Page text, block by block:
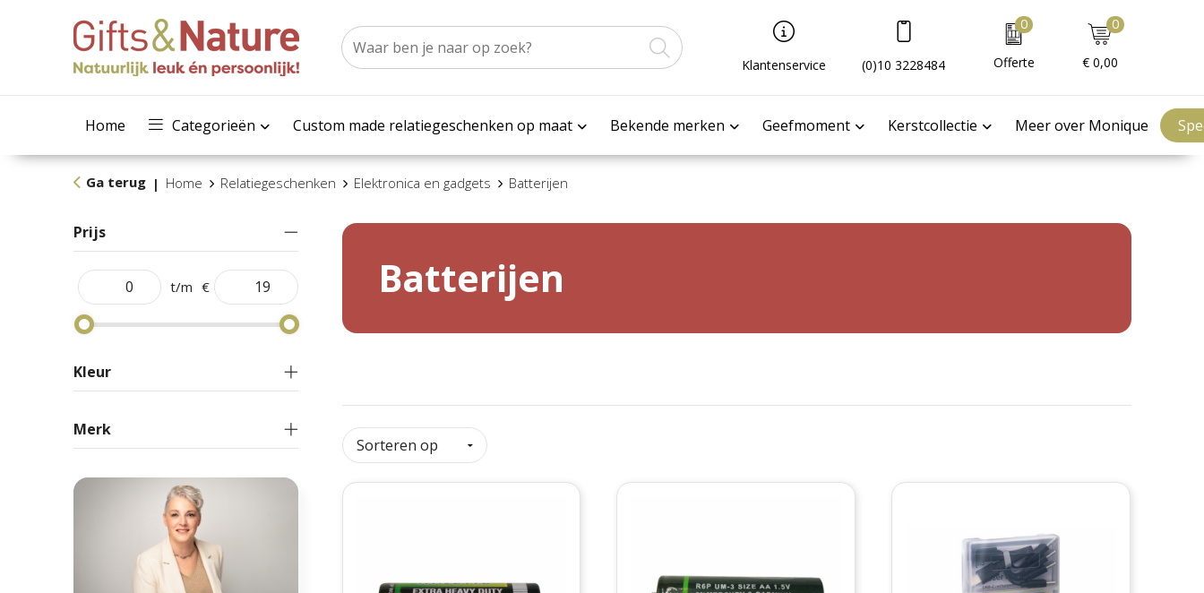
Klantenservice (0)10 3228484
0
Offerte
0
€ 0,00
Home Categorieën Custom made relatiegeschenken op maat Bekende merken Geefmoment Kerstcollectie Meer over Monique
Ga terug | Home Relatiegeschenken Elektronica en gadgets Batterijen
Prijs
t/m €
Kleur
Merk
Batterijen